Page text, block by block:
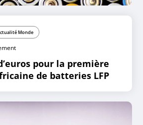
Monde
pour la première
de batteries LFP